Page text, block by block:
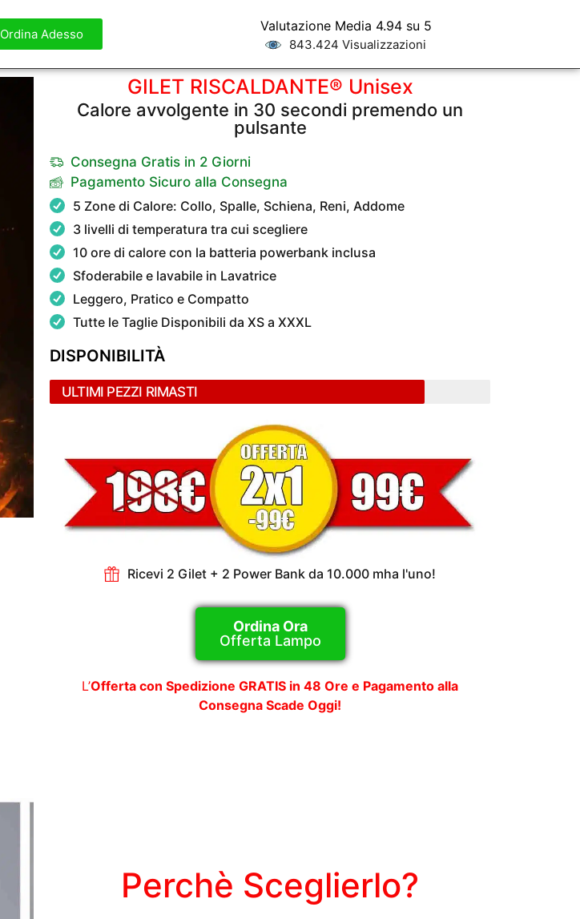
Ordina Adesso Valutazione Media 4.94 su 5
843.424 Visualizzazioni
GILET RISCALDANTE® Unisex
Calore avvolgente in 30 secondi premendo un
pulsante
Consegna Gratis in 2 Giorni
Pagamento Sicuro alla Consegna
5 Zone di Calore: Collo, Spalle, Schiena, Reni, Addome
3 livelli di temperatura tra cui scegliere
10 ore di calore con la batteria powerbank inclusa
Sfoderabile e lavabile in Lavatrice
Leggero, Pratico e Compatto
Tutte le Taglie Disponibili da XS a XXXL
DISPONIBILITÀ
ULTIMI PEZZI RIMASTI
Ricevi 2 Gilet + 2 Power Bank da 10.000 mha l'uno!
Ordina Ora
Offerta Lampo
L’Offerta con Spedizione GRATIS in 48 Ore e Pagamento alla
Consegna Scade Oggi!
Perchè Sceglierlo?